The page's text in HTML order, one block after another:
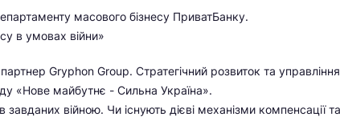
масового бізнесу ПриватБанку.
в умовах війни»
Gryphon Group. Стратегічний розвиток та
«Нове майбутнє - Сильна Україна».
війною. Чи існують дієві механізми компенсації та